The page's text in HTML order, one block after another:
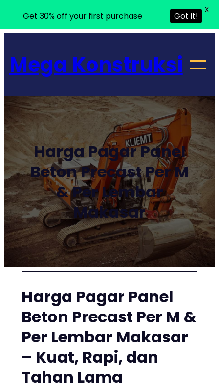
konten
Mega Konstruksi
Harga Pagar Panel
Beton Precast Per M
& Per Lembar
Makasar
Harga Pagar Panel
Beton Precast Per M &
Per Lembar Makasar
– Kuat, Rapi, dan
Tahan Lama
Get 30% off your first purchase Got it!
X